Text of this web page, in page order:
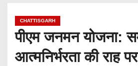
CHATTISGARH
पीएम जनमन योजना:
आत्मनिर्भरता की राह